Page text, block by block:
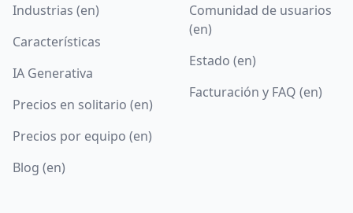
Industrias (en)
Características
IA Generativa
Precios en solitario (en)
Precios por equipo (en)
Blog (en)
Comunidad de usuarios
(en)
Estado (en)
Facturación y FAQ (en)